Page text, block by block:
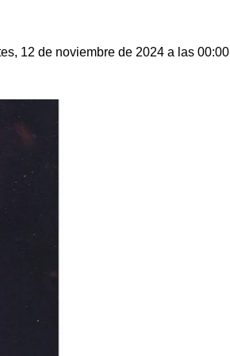
12 de noviembre de 2024 a las 00:00